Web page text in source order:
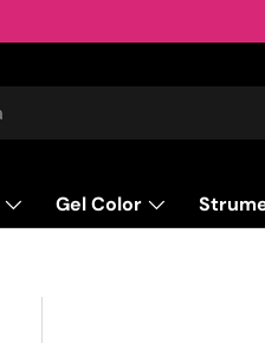
Gel Color